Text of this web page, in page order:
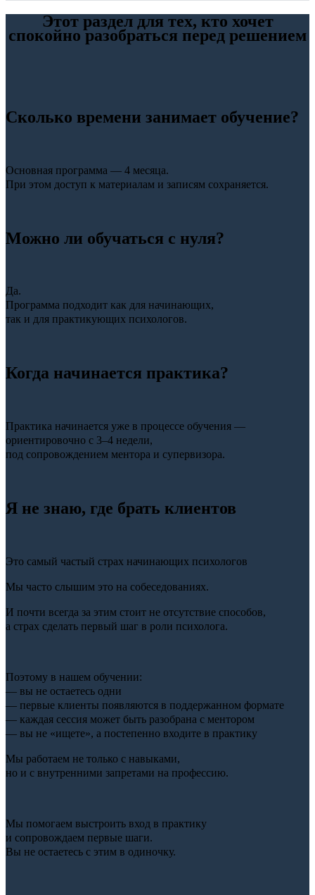
Этот раздел для тех, кто хочет
спокойно разобраться перед решением
Сколько времени занимает обучение?
Основная программа — 4 месяца.
При этом доступ к материалам и записям сохраняется.
Можно ли обучаться с нуля?
Да.
Программа подходит как для начинающих,
так и для практикующих психологов.
Когда начинается практика?
Практика начинается уже в процессе обучения —
ориентировочно с 3–4 недели,
под сопровождением ментора и супервизора.
Я не знаю, где брать клиентов
Это самый частый страх начинающих психологов
Мы часто слышим это на собеседованиях.
И почти всегда за этим стоит не отсутствие способов,
а страх сделать первый шаг в роли психолога.
Поэтому в нашем обучении:
— вы не остаетесь одни
— первые клиенты появляются в поддержанном формате
— каждая сессия может быть разобрана с ментором
— вы не «ищете», а постепенно входите в практику
Мы работаем не только с навыками,
но и с внутренними запретами на профессию.
Мы помогаем выстроить вход в практику
и сопровождаем первые шаги.
Вы не остаетесь с этим в одиночку.